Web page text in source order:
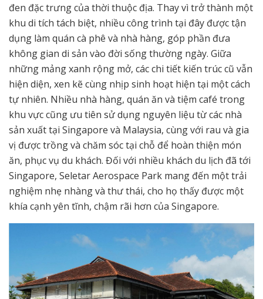
đen đặc trưng của thời thuộc địa. Thay vì trở thành một
khu di tích tách biệt, nhiều công trình tại đây được tận
dụng làm quán cà phê và nhà hàng, góp phần đưa
không gian di sản vào đời sống thường ngày. Giữa
những mảng xanh rộng mở, các chi tiết kiến trúc cũ vẫn
hiện diện, xen kẽ cùng nhịp sinh hoạt hiện tại một cách
tự nhiên. Nhiều nhà hàng, quán ăn và tiệm café trong
khu vực cũng ưu tiên sử dụng nguyên liệu từ các nhà
sản xuất tại Singapore và Malaysia, cùng với rau và gia
vị được trồng và chăm sóc tại chỗ để hoàn thiện món
ăn, phục vụ du khách. Đối với nhiều khách du lịch đã tới
Singapore, Seletar Aerospace Park mang đến một trải
nghiệm nhẹ nhàng và thư thái, cho họ thấy được một
khía cạnh yên tĩnh, chậm rãi hơn của Singapore.